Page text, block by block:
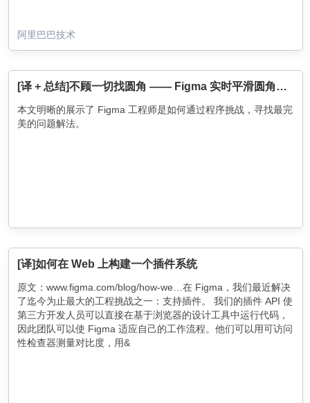
阿里巴巴技术
[译 + 总结]不顾一切找圆角 —— Figma 实时平滑圆角方案探究
本文明晰的展示了 Figma 工程师是如何通过程序挑战，寻找最完
美的问题解法。
[译]如何在 Web 上构建一个插件系统
原文：www.figma.com/blog/how-we…在 Figma，我们最近解决
了迄今为止最大的工程挑战之一：支持插件。 我们的插件 API 使
第三方开发人员可以直接在基于浏览器的设计工具中运行代码，
因此团队可以使 Figma 适应自己的工作流程。他们可以用可访问
性检查器测量对比度，用&